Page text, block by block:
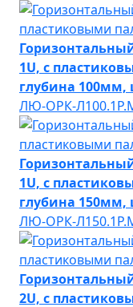
1U, с
глубина 100мм,
ЛЮ-ОРК-
1U, с
глубина 150мм,
ЛЮ-ОРК-
2U, с